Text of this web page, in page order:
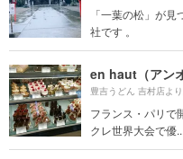
「一葉の松」が
社です 。
en haut（アン
豊吉うどん 吉村店よ
フランス・パリで
クレ世界大会で優